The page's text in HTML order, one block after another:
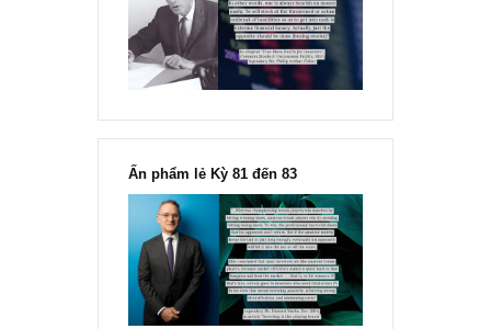
Chu kỳ trong thái độ của đám
Marks